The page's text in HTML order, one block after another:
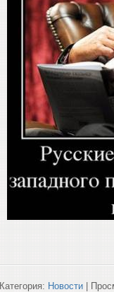
Категория: Новости |